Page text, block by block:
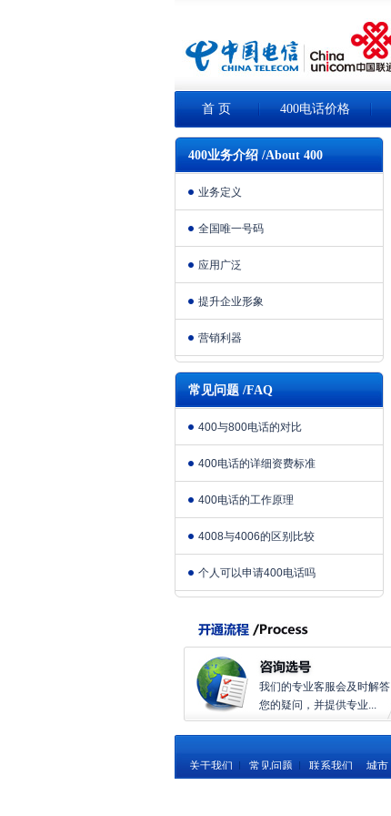
首 页 400电话价格
400业务介绍 /About 400
业务定义
全国唯一号码
应用广泛
提升企业形象
营销利器
常见问题 /FAQ
400与800电话的对比
400电话的详细资费标准
400电话的工作原理
4008与4006的区别比较
个人可以申请400电话吗
我们的专业客服会及时解答
您的疑问，并提供专业...
关于我们 常见问题 联系我们 城市